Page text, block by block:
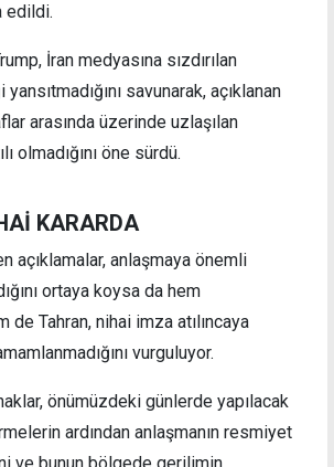
edildi.
İran medyasına sızdırılan
savunarak, açıklanan
arasında üzerinde uzlaşılan
olmadığını öne sürdü.
KARARDA
açıklamalar, anlaşmaya önemli
ortaya koysa da hem
de Tahran, nihai imza atılıncaya
vurguluyor.
önümüzdeki günlerde yapılacak
ardından anlaşmanın resmiyet